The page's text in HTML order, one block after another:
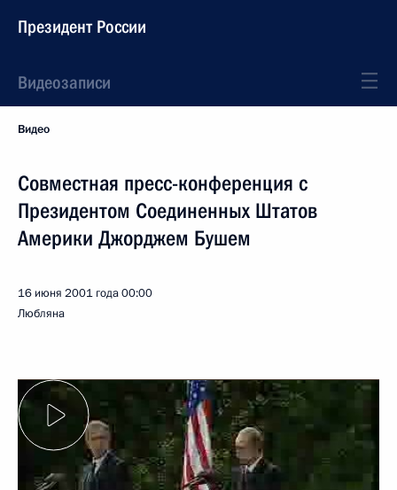
Президент России
Видеозаписи
Видео
Совместная пресс-конференция c
Президентом Соединенных Штатов
Америки Джорджем Бушем
16 июня 2001 года00:00
Любляна